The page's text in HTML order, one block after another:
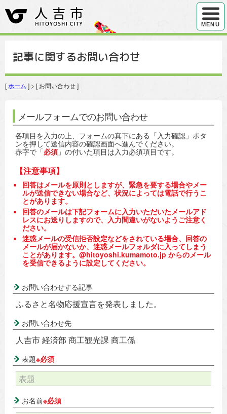
ハンバ
MENU
記事に関するお問い合わせ
[ ホーム ] > [ お問い合わせ ]
メールフォームでのお問い合わせ
各項目を入力の上、フォームの真下にある「入力確認」ボタ
ンを押して送信内容の確認画面へ進んでください。
赤字で「必須 」の付いた項目は入力必須項目です。
【注意事項】
回答はメールを原則としますが、緊急を要する場合やメー
ルが送信できない場合など、状況によっては電話で行うこ
とがあります。
回答のメールは下記フォームに入力いただいたメールアド
レスにお送りしますので、入力間違いがないようご注意く
ださい。
迷惑メールの受信拒否設定などをされている場合、回答の
メールが届かないか、迷惑メールフォルダに入ってしまう
ことがあります。@hitoyoshi.kumamoto.jp からのメール
を受信できるように設定してください。
お問い合わせする記事
ふるさと名物応援宣言を発表しました。
お問い合わせ先
人吉市 経済部 商工観光課 商工係
表題※必須
お名前※必須